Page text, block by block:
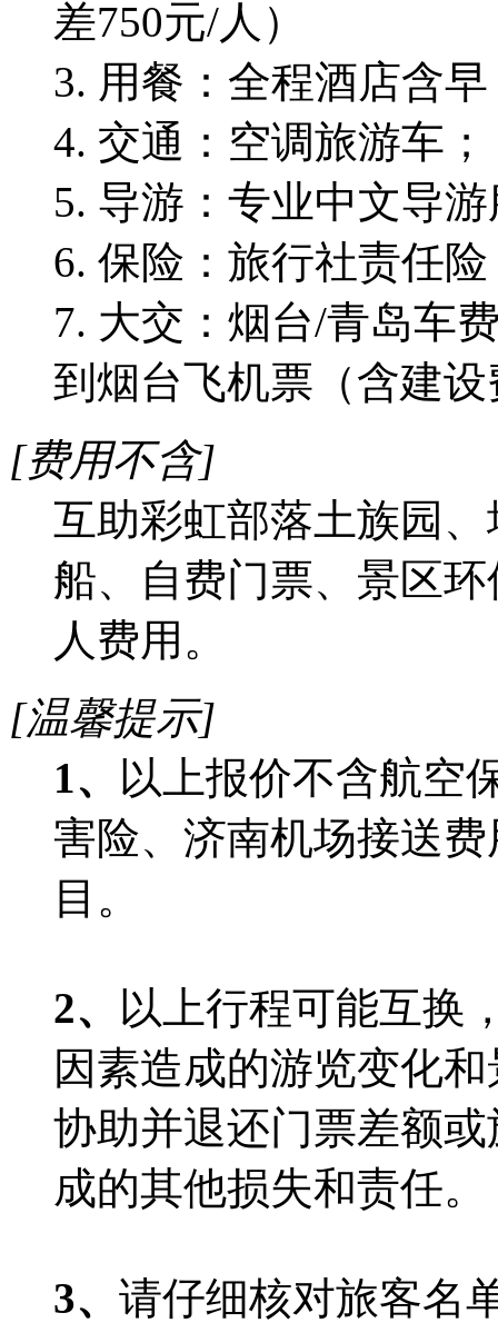
差750元/人）
3. 用餐：全程酒店含
4. 交通：空调旅游车；
5. 导游：专业中文导
6. 保险：旅行社责任险
7. 大交：烟台/青岛车
到烟台飞机票（含建
[费用不含]
互助彩虹部落土族园
船、自费门票、景区
人费用。
[温馨提示]
1、 以上报价不含航空
害险、济南机场接送
目。
2、 以上行程可能互换
因素造成的游览变化
协助并退还门票差额
成的其他损失和责任。
3、 请仔细核对旅客名